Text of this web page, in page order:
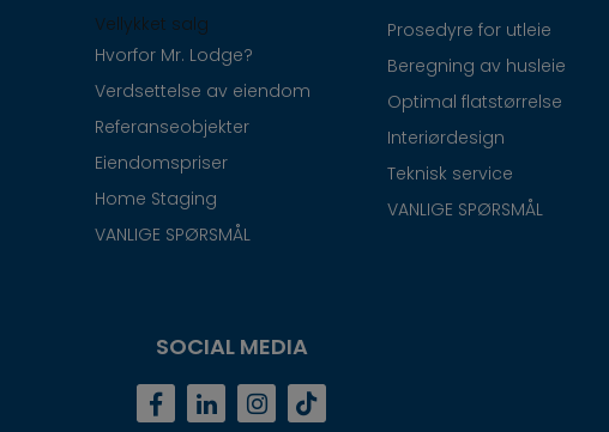
Vellykket salg
Hvorfor Mr. Lodge?
Verdsettelse av eiendom
Referanseobjekter
Eiendomspriser
Home Staging
VANLIGE SPØRSMÅL
Prosedyre for utleie
Beregning av husleie
Optimal flatstørrelse
Interiørdesign
Teknisk service
VANLIGE SPØRSMÅL
SOCIAL MEDIA